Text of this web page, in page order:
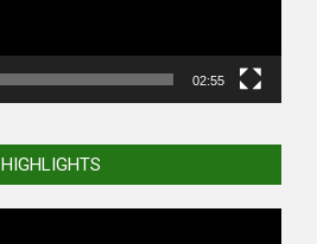
02:55
HIGHLIGHTS